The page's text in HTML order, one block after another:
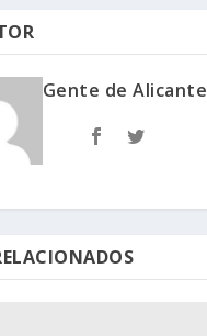
Gente de Alicante